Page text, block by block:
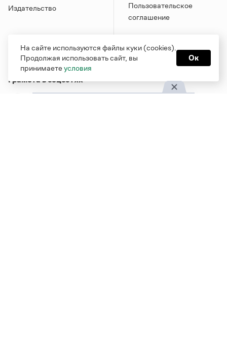
Издательство
Пользовательское
соглашение
Грамота в соцсетях
На сайте используются файлы куки (cookies).
Продолжая использовать сайт, вы
принимаетеусловия
Ок